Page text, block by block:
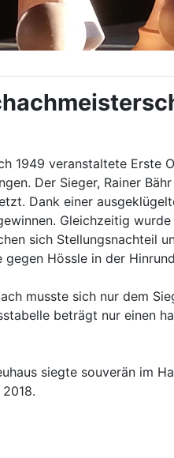
1949 veranstaltete Erste
Der Sieger, Rainer
Dank einer
Gleichzeitig
sich Stellungsnachteil
gegen Hössle in der
musste sich nur dem
beträgt nur einen
siegte souverän im